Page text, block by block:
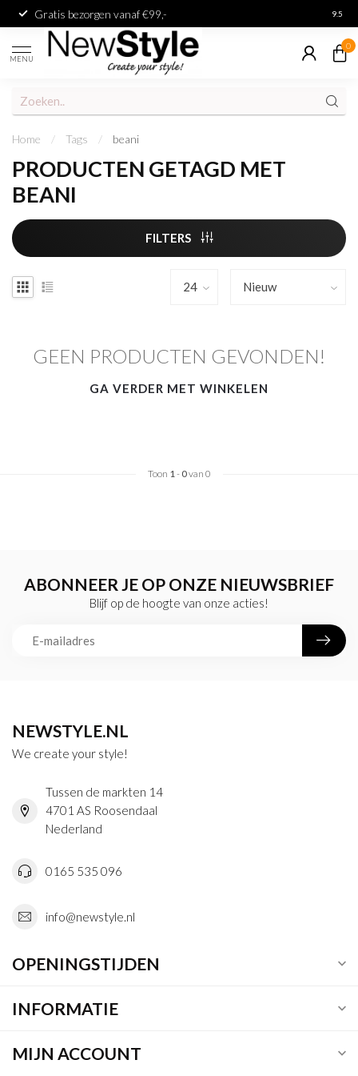
Gratis bezorgen vanaf €99,- 9.5
MENU
0
Home / Tags / beani
PRODUCTEN GETAGD MET
BEANI
FILTERS
GEEN PRODUCTEN GEVONDEN!
GA VERDER MET WINKELEN
Toon 1- 0van 0
ABONNEER JE OP ONZE NIEUWSBRIEF
Blijf op de hoogte van onze acties!
NEWSTYLE.NL
We create your style!
Tussen de markten 14
4701 AS Roosendaal
Nederland
0165 535 096
info@newstyle.nl
OPENINGSTIJDEN
INFORMATIE
MIJN ACCOUNT